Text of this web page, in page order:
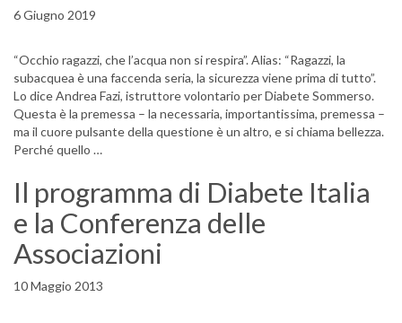
6 Giugno 2019
“Occhio ragazzi, che l’acqua non si respira”. Alias: “Ragazzi, la
subacquea è una faccenda seria, la sicurezza viene prima di tutto”.
Lo dice Andrea Fazi, istruttore volontario per Diabete Sommerso.
Questa è la premessa – la necessaria, importantissima, premessa –
ma il cuore pulsante della questione è un altro, e si chiama bellezza.
Perché quello …
Il programma di Diabete Italia
e la Conferenza delle
Associazioni
10 Maggio 2013